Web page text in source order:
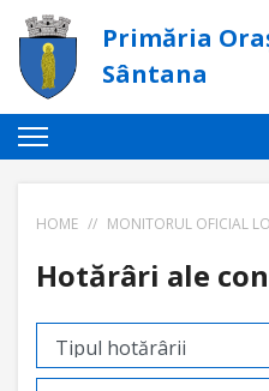
Primăria
Sântana
HOME // MONITORUL OFICIAL
Hotărâri ale